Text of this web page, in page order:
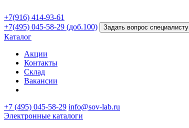
+7(916) 414-93-61
+7(495) 045-58-29 (доб.100)
Задать вопрос специалисту
Каталог
Акции
Контакты
Склад
Вакансии
+7 (495) 045-58-29 info@sov-lab.ru
Электронные каталоги